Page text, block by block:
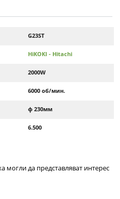
G23ST
HiKOKI - Hitachi
2000W
6000 об/мин.
ф 230мм
6.500
могли да представляват интерес